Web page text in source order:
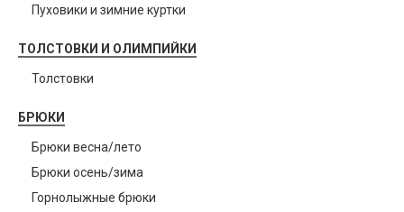
Пуховики и зимние куртки
ТОЛСТОВКИ И ОЛИМПИЙКИ
Толстовки
БРЮКИ
Брюки весна/лето
Брюки осень/зима
Горнолыжные брюки